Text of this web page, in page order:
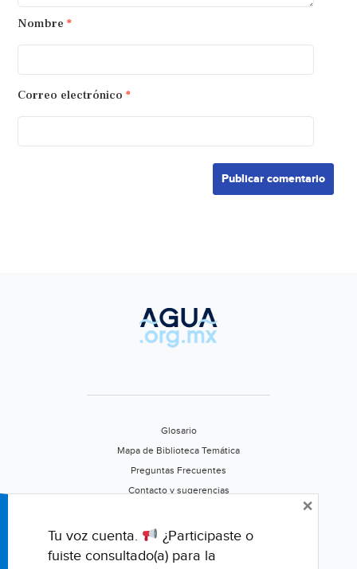
Nombre *
Correo electrónico *
Glosario
Mapa de Biblioteca Temática
Preguntas Frecuentes
Contacto y sugerencias
Califica este portal
Tu voz cuenta.
¿Participaste o
fuiste consultado(a) para la
×